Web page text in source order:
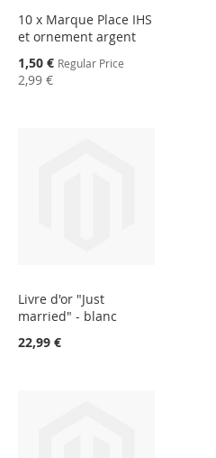
10 x Marque Place IHS
et ornement argent
Special
Price
1,50 € Regular Price
2,99 €
Livre d'or "Just
married" - blanc
22,99 €